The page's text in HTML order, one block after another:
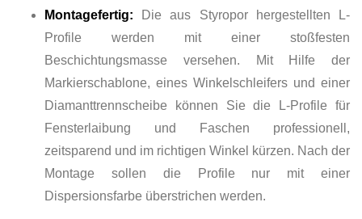
Montagefertig: Die aus Styropor hergestellten L-
Profile werden mit einer stoßfesten
Beschichtungsmasse versehen. Mit Hilfe der
Markierschablone, eines Winkelschleifers und einer
Diamanttrennscheibe können Sie die L-Profile für
Fensterlaibung und Faschen professionell,
zeitsparend und im richtigen Winkel kürzen. Nach der
Montage sollen die Profile nur mit einer
Dispersionsfarbe überstrichen werden.